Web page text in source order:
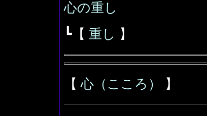
心の重し
┗【 重し 】
【心（こころ） 】